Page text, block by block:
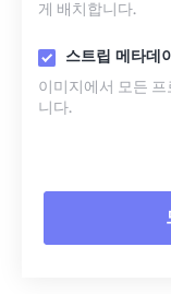
게 배치합니다.
스트립 메타데
이미지에서 모든 프
니다.